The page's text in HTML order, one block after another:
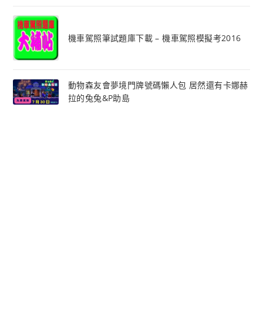
機車駕照筆試題庫下載 – 機車駕照模擬考2016
動物森友會夢境門牌號碼懶人包 居然還有卡娜赫
拉的兔兔&P助島